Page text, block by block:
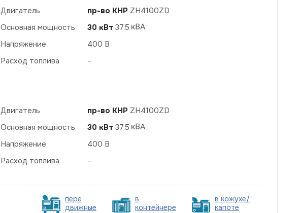
Двигатель пр-во КНР ZH4100ZD
Основная мощность
30 кВт 37,5
Напряжение
400 В
Расход топлива
–
Двигатель пр-во КНР ZH4100ZD
Основная мощность
30 кВт 37,5
Напряжение
400 В
Расход топлива
–
пере
движные
в
контейнере
в кожухе/
капоте